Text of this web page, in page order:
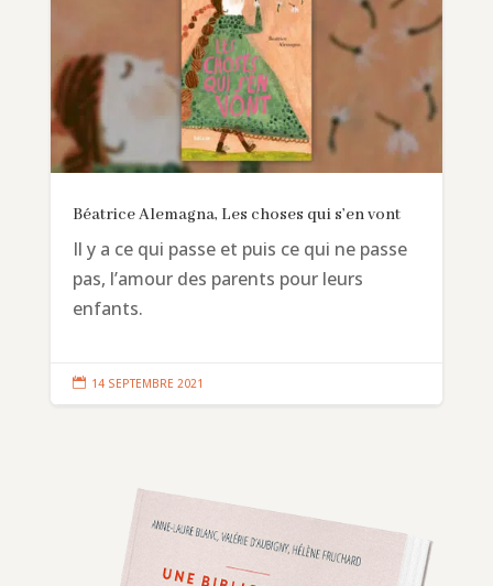
Béatrice Alemagna, Les choses qui s’en vont
Il y a ce qui passe et puis ce qui ne passe
pas, l’amour des parents pour leurs
enfants.
 14 SEPTEMBRE 2021